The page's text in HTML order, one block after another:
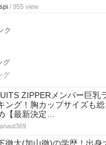
/ 955 view
ク
グ
グ
ZIPPERメンバー巨乳
ング！胸カップサイズも総
【最新決定…